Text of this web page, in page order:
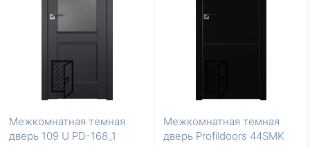
Межкомнатная темная
дверь 109 U PD-168_1
Межкомнатная темная
дверь Profildoors 44SMK